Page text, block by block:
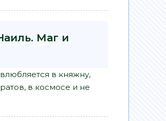
Маг и
в княжну,
в космосе и не